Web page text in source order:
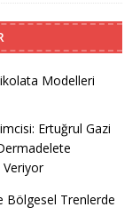
Modelleri
Ertuğrul Gazi
Veriyor
Bölgesel Trenlerde